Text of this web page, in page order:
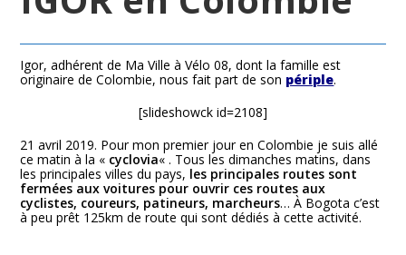
Igor, adhérent de Ma Ville à Vélo 08, dont la famille est
originaire de Colombie, nous fait part de son périple.
[slideshowck id=2108]
21 avril 2019. Pour mon premier jour en Colombie je suis allé
ce matin à la « cyclovia« . Tous les dimanches matins, dans
les principales villes du pays, les principales routes sont
fermées aux voitures pour ouvrir ces routes aux
cyclistes, coureurs, patineurs, marcheurs… À Bogota c’est
à peu prêt 125km de route qui sont dédiés à cette activité.